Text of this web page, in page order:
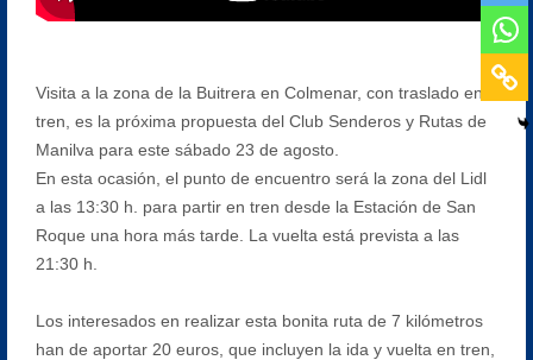
Visita a la zona de la Buitrera en Colmenar, con traslado en
tren, es la próxima propuesta del Club Senderos y Rutas de
Manilva para este sábado 23 de agosto.
En esta ocasión, el punto de encuentro será la zona del Lidl
a las 13:30 h. para partir en tren desde la Estación de San
Roque una hora más tarde. La vuelta está prevista a las
21:30 h.
Los interesados en realizar esta bonita ruta de 7 kilómetros
han de aportar 20 euros, que incluyen la ida y vuelta en tren,